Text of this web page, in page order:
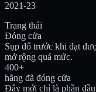
2021-23
Trạng thái
Đóng cửa
Sụp đổ trước khi đạt
mở rộng quá mức.
400+
hãng đã đóng cửa
Đây mới chỉ là phần